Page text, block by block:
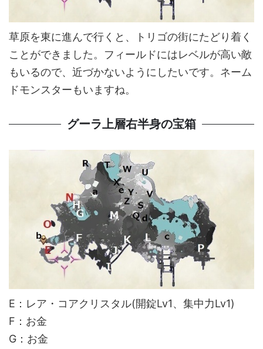
草原を東に進んで行くと、トリゴの街にたどり着く
ことができました。フィールドにはレベルが高い敵
もいるので、近づかないようにしたいです。ネーム
ドモンスターもいますね。
グーラ上層右半身の宝箱
E：レア・コアクリスタル(開錠Lv1、集中力Lv1)
F：お金
G：お金